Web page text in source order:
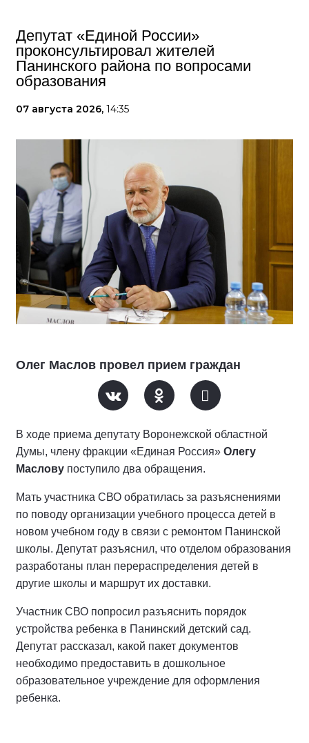
Депутат «Единой России»
проконсультировал жителей
Панинского района по вопросами
образования
07 августа 2026, 14:35
Олег Маслов провел прием граждан
В ходе приема депутату Воронежской областной
Думы, члену фракции «Единая Россия» Олегу
Маслову поступило два обращения.
Мать участника СВО обратилась за разъяснениями
по поводу организации учебного процесса детей в
новом учебном году в связи с ремонтом Панинской
школы. Депутат разъяснил, что отделом образования
разработаны план перераспределения детей в
другие школы и маршрут их доставки.
Участник СВО попросил разъяснить порядок
устройства ребенка в Панинский детский сад.
Депутат рассказал, какой пакет документов
необходимо предоставить в дошкольное
образовательное учреждение для оформления
ребенка.